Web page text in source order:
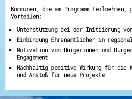
Kommunen, die am Programm
Vorteilen:
Unterstützung bei der Initiierung
Einbindung Ehrenamtlicher in
Motivation von Bürgerinnen und
Engagement
Nachhaltig positive Wirkung für die
und Anstoß für neue Projekte